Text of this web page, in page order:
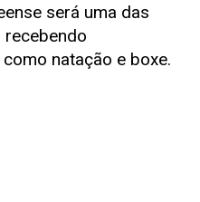
será uma das
natação e boxe.